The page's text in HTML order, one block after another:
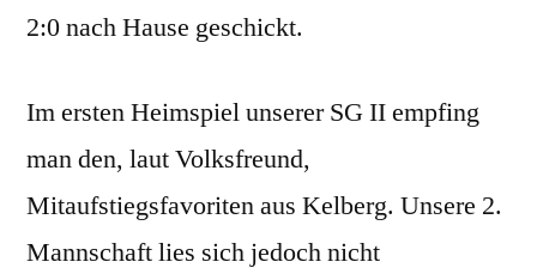
2:0 nach Hause geschickt.
Im ersten Heimspiel unserer SG II empfing
man den, laut Volksfreund,
Mitaufstiegsfavoriten aus Kelberg. Unsere 2.
Mannschaft lies sich jedoch nicht